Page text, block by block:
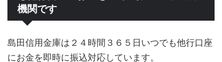
機関です
島田信用金庫は２４時間３６５日いつでも他行口座
にお金を即時に振込対応しています。